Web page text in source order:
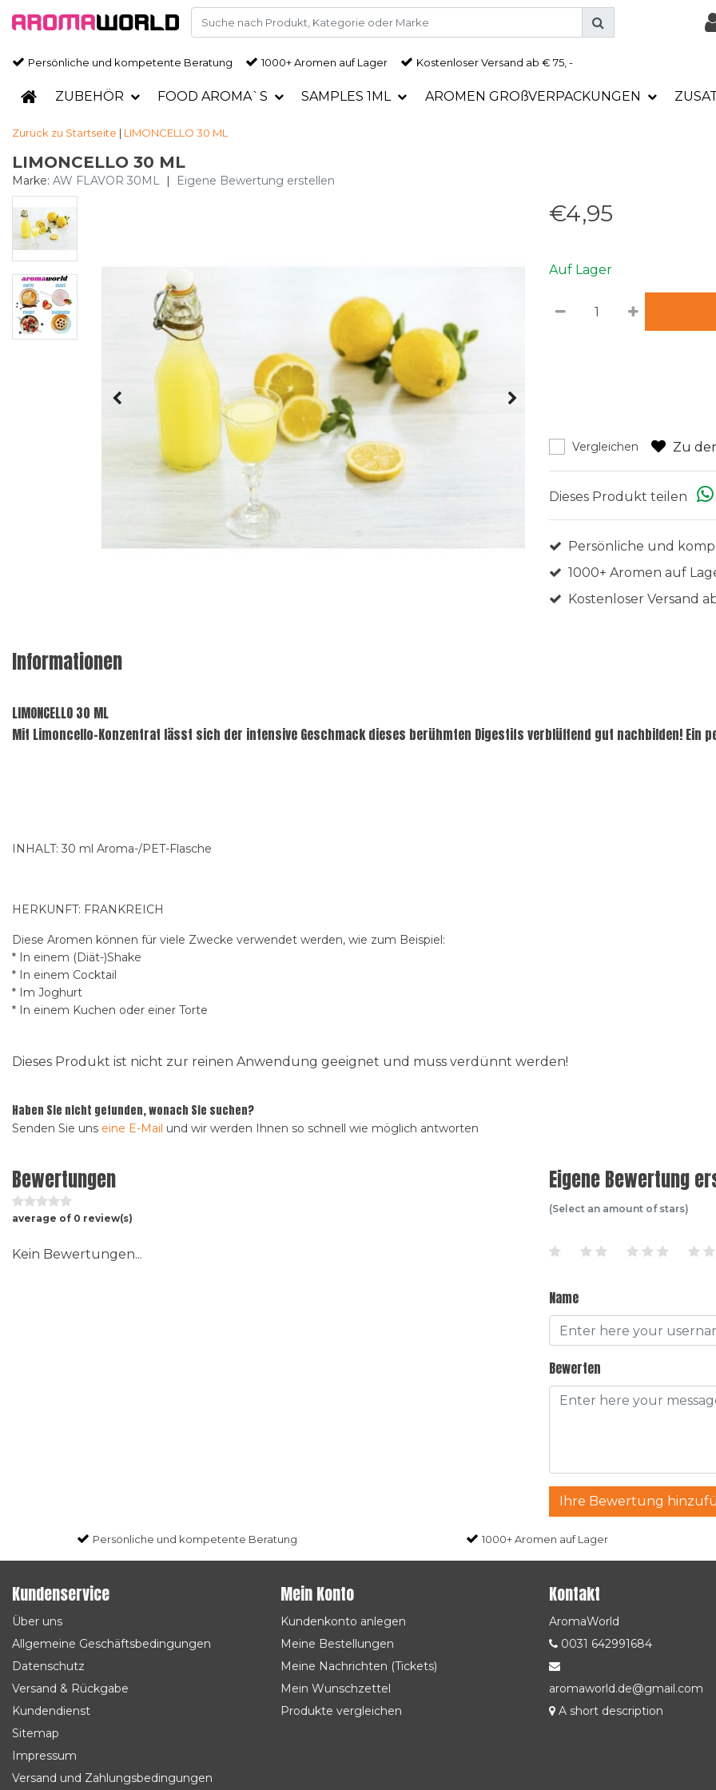
Persönliche und kompetente Beratung 1000+ Aromen auf Lager Kostenloser Versand ab € 75, -
ZUBEHÖR FOOD AROMA`S SAMPLES 1ML AROMEN GROßVERPACKUNGEN
Zurück zu Startseite | LIMONCELLO 30 ML
LIMONCELLO 30 ML
Marke: AW FLAVOR 30ML | Eigene Bewertung erstellen
€4,95
Auf Lager
Vergleichen Zu
Dieses Produkt teilen
Persönliche und
1000+ Aromen auf
Kostenloser Versand
Informationen
LIMONCELLO 30 ML
Mit Limoncello-Konzentrat lässt sich der intensive Geschmack dieses berühmten Digestifs verblüffend gut nachbilden!
INHALT: 30 ml Aroma-/PET-Flasche
HERKUNFT: FRANKREICH
Diese Aromen können für viele Zwecke verwendet werden, wie zum Beispiel:
* In einem (Diät-)Shake
* In einem Cocktail
* Im Joghurt
* In einem Kuchen oder einer Torte
Dieses Produkt ist nicht zur reinen Anwendung geeignet und muss verdünnt werden!
Haben Sie nicht gefunden, wonach Sie suchen?
Senden Sie uns eine E-Mail und wir werden Ihnen so schnell wie möglich antworten
Bewertungen
average of 0 review(s)
Kein Bewertungen...
Eigene Bewertung
(Select an amount of stars)
Name
Bewerten
Ihre Bewertung
Persönliche und kompetente Beratung 1000+ Aromen auf Lager
Kundenservice
Über uns
Allgemeine Geschäftsbedingungen
Datenschutz
Versand & Rückgabe
Kundendienst
Sitemap
Impressum
Versand und Zahlungsbedingungen
Mein Konto
Kundenkonto anlegen
Meine Bestellungen
Meine Nachrichten (Tickets)
Mein Wunschzettel
Produkte vergleichen
Kontakt
AromaWorld
0031 642991684
aromaworld.de@gmail.com
A short description